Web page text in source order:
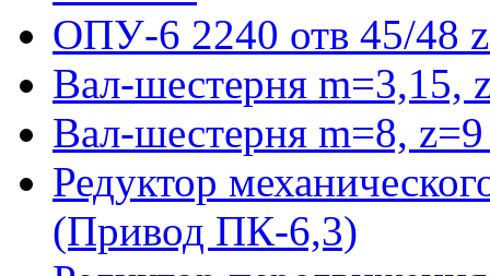
ОПУ-6 2240 отв 45/48
Вал-шестерня m=3,15,
Вал-шестерня m=8,
Редуктор
(Привод ПК-6,3)